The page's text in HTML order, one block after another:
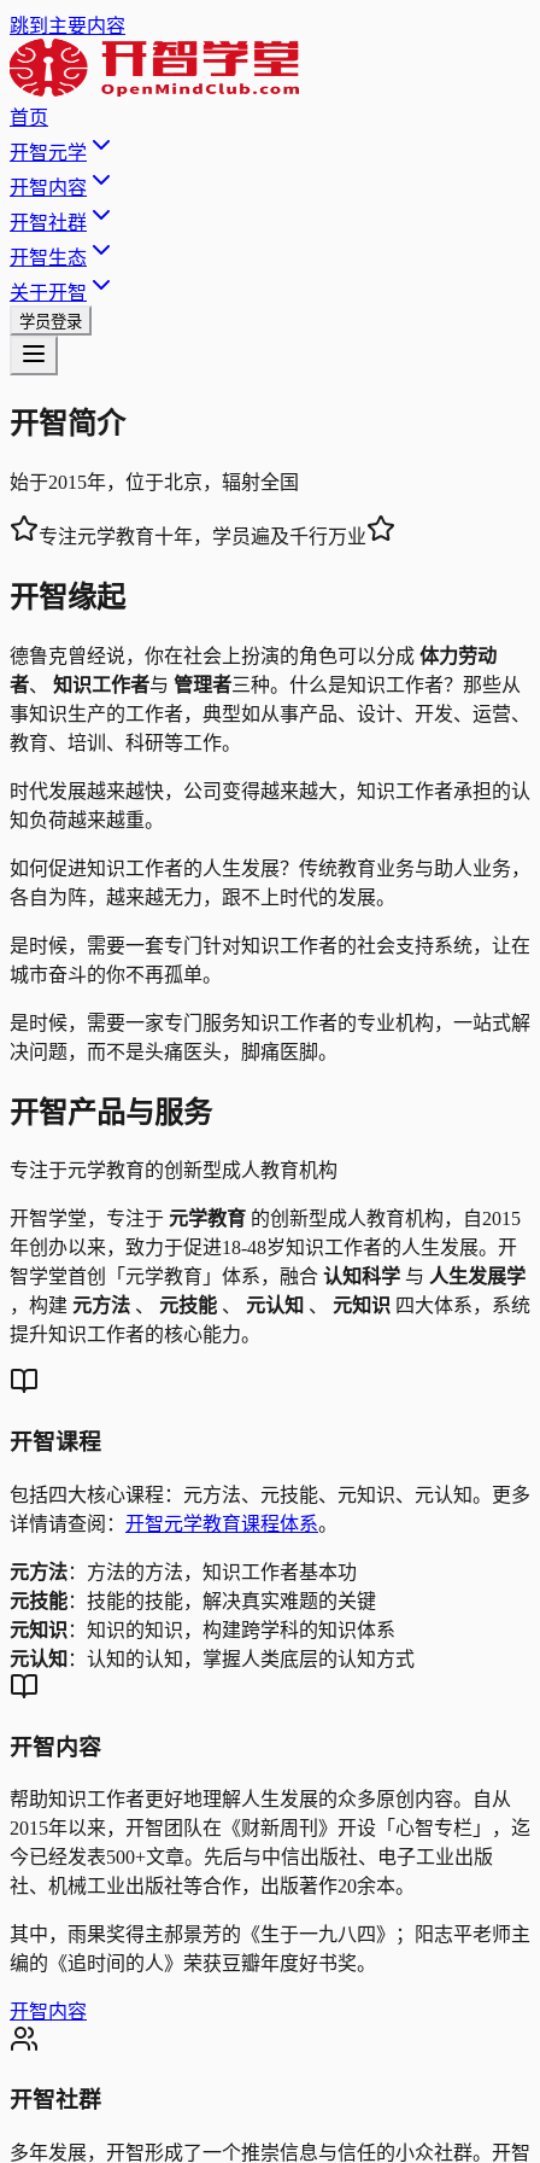
跳到主要内容
首页
开智元学
开智内容
开智社群
开智生态
关于开智
学员登录
开智简介
始于2015年，位于北京，辐射全国
专注元学教育十年，学员遍及千行万业
开智缘起
德鲁克曾经说，你在社会上扮演的角色可以分成 体力劳动
者、 知识工作者与 管理者三种。什么是知识工作者？那些从
事知识生产的工作者，典型如从事产品、设计、开发、运营、
教育、培训、科研等工作。
时代发展越来越快，公司变得越来越大，知识工作者承担的认
知负荷越来越重。
如何促进知识工作者的人生发展？传统教育业务与助人业务，
各自为阵，越来越无力，跟不上时代的发展。
是时候，需要一套专门针对知识工作者的社会支持系统，让在
城市奋斗的你不再孤单。
是时候，需要一家专门服务知识工作者的专业机构，一站式解
决问题，而不是头痛医头，脚痛医脚。
开智产品与服务
专注于元学教育的创新型成人教育机构
开智学堂，专注于 元学教育 的创新型成人教育机构，自2015
年创办以来，致力于促进18-48岁知识工作者的人生发展。开
智学堂首创「元学教育」体系，融合 认知科学 与 人生发展学
，构建 元方法 、 元技能 、 元认知 、 元知识 四大体系，系统
提升知识工作者的核心能力。
开智课程
包括四大核心课程：元方法、元技能、元知识、元认知。更多
详情请查阅： 开智元学教育课程体系。
元方法：方法的方法，知识工作者基本功
元技能：技能的技能，解决真实难题的关键
元知识 ：知识的知识，构建跨学科的知识体系
元认知 ：认知的认知，掌握人类底层的认知方式
开智内容
帮助知识工作者更好地理解人生发展的众多原创内容。
自从
2015年以来，开智团队在《财新周刊》开设「心智专栏」，迄
今已经发表500+文章。先后与中信出版社、电子工业出版
社、机械工业出版社等合作，出版著作20余本。
其中，雨果奖得主郝景芳的《生于一九八四》；阳志平老师主
编的《追时间的人》荣获豆瓣年度好书奖。
开智内容
开智社群
多年发展，开智形成了一个推崇信息与信任的小众社群。 开智